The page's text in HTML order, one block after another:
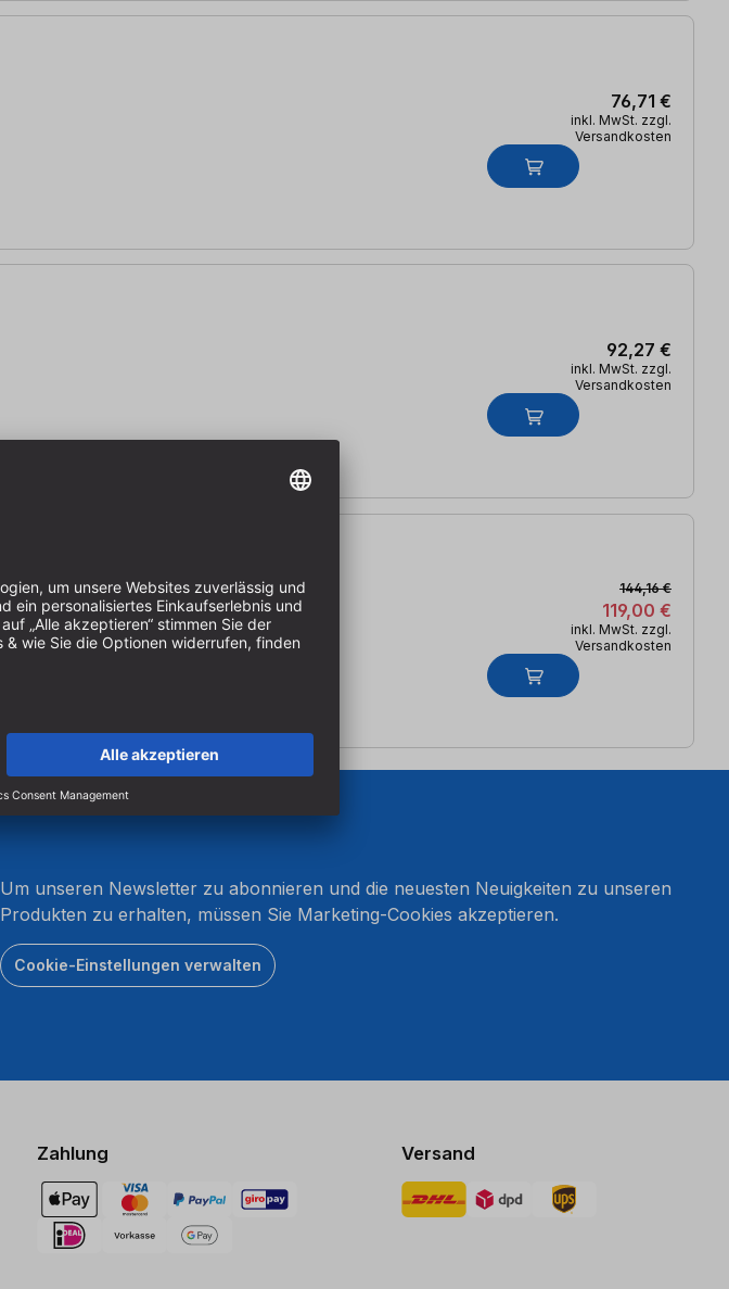
76,71 €
inkl. MwSt. zzgl.
Versandkosten
92,27 €
inkl. MwSt. zzgl.
Versandkosten
119,00 €
144,16 €
inkl. MwSt. zzgl.
Versandkosten
Um unseren Newsletter zu abonnieren und die neuesten Neuigkeiten zu unseren
Produkten zu erhalten, müssen Sie Marketing-Cookies akzeptieren.
Cookie-Einstellungen verwalten
Zahlung Versand